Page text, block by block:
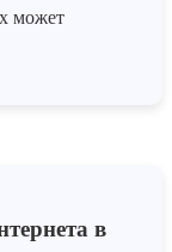
может